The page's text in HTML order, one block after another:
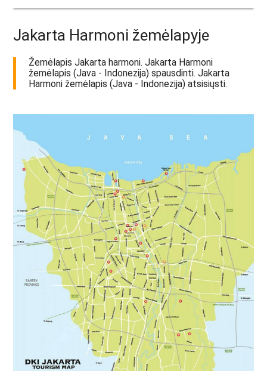
Jakarta Harmoni žemėlapyje
Žemėlapis Jakarta harmoni. Jakarta Harmoni
žemėlapis (Java - Indonezija) spausdinti. Jakarta
Harmoni žemėlapis (Java - Indonezija) atsisiųsti.